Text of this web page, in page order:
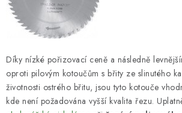
NÁSTROJE PRO FRÉZOVÁNÍ
NÁSTROJE PRO ŘEZÁNÍ KOVU
POTŘEBUJI DOBRÝ STROJ
KONTAKTY
Díky nízké pořizovací ceně a následně
oproti pilovým kotoučům s břity ze slinutého
životnosti ostrého břitu, jsou tyto kotouče
kde není požadována vyšší kvalita řezu.